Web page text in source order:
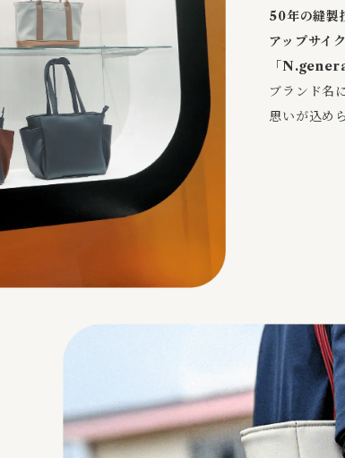
50年の縫製
アップサイ
「
ブランド名
思いが込め